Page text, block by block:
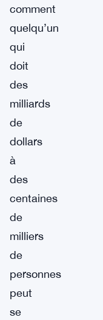
comment
quelqu’un
qui
doit
des
milliards
de
dollars
à
des
centaines
de
milliers
de
personnes
peut
se